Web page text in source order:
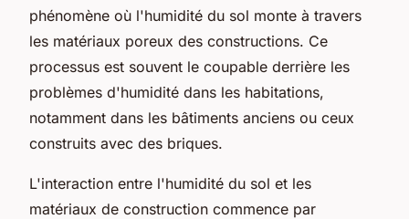
phénomène où l'humidité du sol monte à travers
les matériaux poreux des constructions. Ce
processus est souvent le coupable derrière les
problèmes d'humidité dans les habitations,
notamment dans les bâtiments anciens ou ceux
construits avec des briques.
L'interaction entre l'humidité du sol et les
matériaux de construction commence par